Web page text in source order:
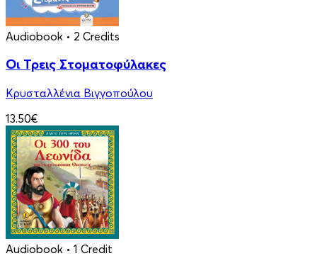
Audiobook • 2 Credits
Οι Τρεις Στοματοφύλακες
Κρυσταλλένια Βιγγοπούλου
13.50€
Audiobook • 1 Credit